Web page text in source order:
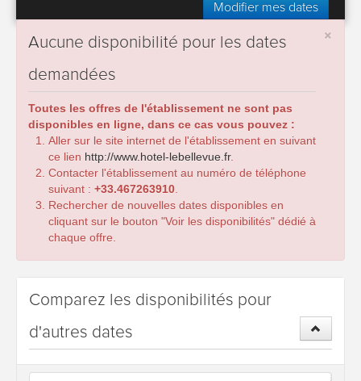
Modifier mes dates
×
Aucune disponibilité pour les dates
demandées
Toutes les offres de l'établissement ne sont pas
disponibles en ligne, dans ce cas vous pouvez :
Aller sur le site internet de l'établissement en suivant
ce lien http://www.hotel-lebellevue.fr.
Contacter l'établissement au numéro de téléphone
suivant : +33.467263910
Rechercher de nouvelles dates disponibles en
cliquant sur le bouton "Voir les disponibilités" dédié à
chaque offre.
Comparez les disponibilités pour
d'autres dates